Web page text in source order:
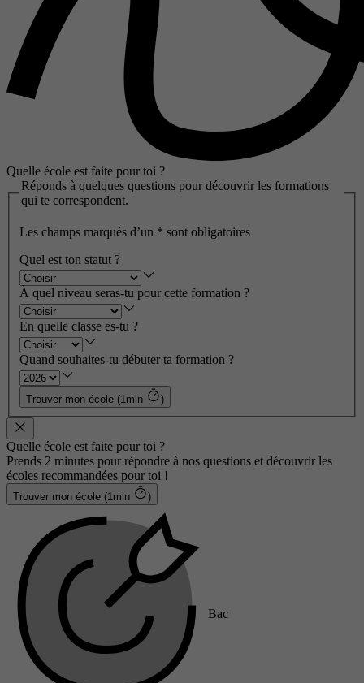
Quelle école est faite pour toi ?
Réponds à quelques questions pour découvrir les formations
qui te correspondent.
Les champs marqués d’un * sont obligatoires
Quel est ton statut ?
À quel niveau seras-tu pour cette formation ?
En quelle classe es-tu ?
Quand souhaites-tu débuter ta formation ?
Trouver mon école (1min )
Quelle école est faite pour toi ?
Prends 2 minutes pour répondre à nos questions et découvrir les
écoles recommandées pour toi !
Trouver mon école (1min )
Bac